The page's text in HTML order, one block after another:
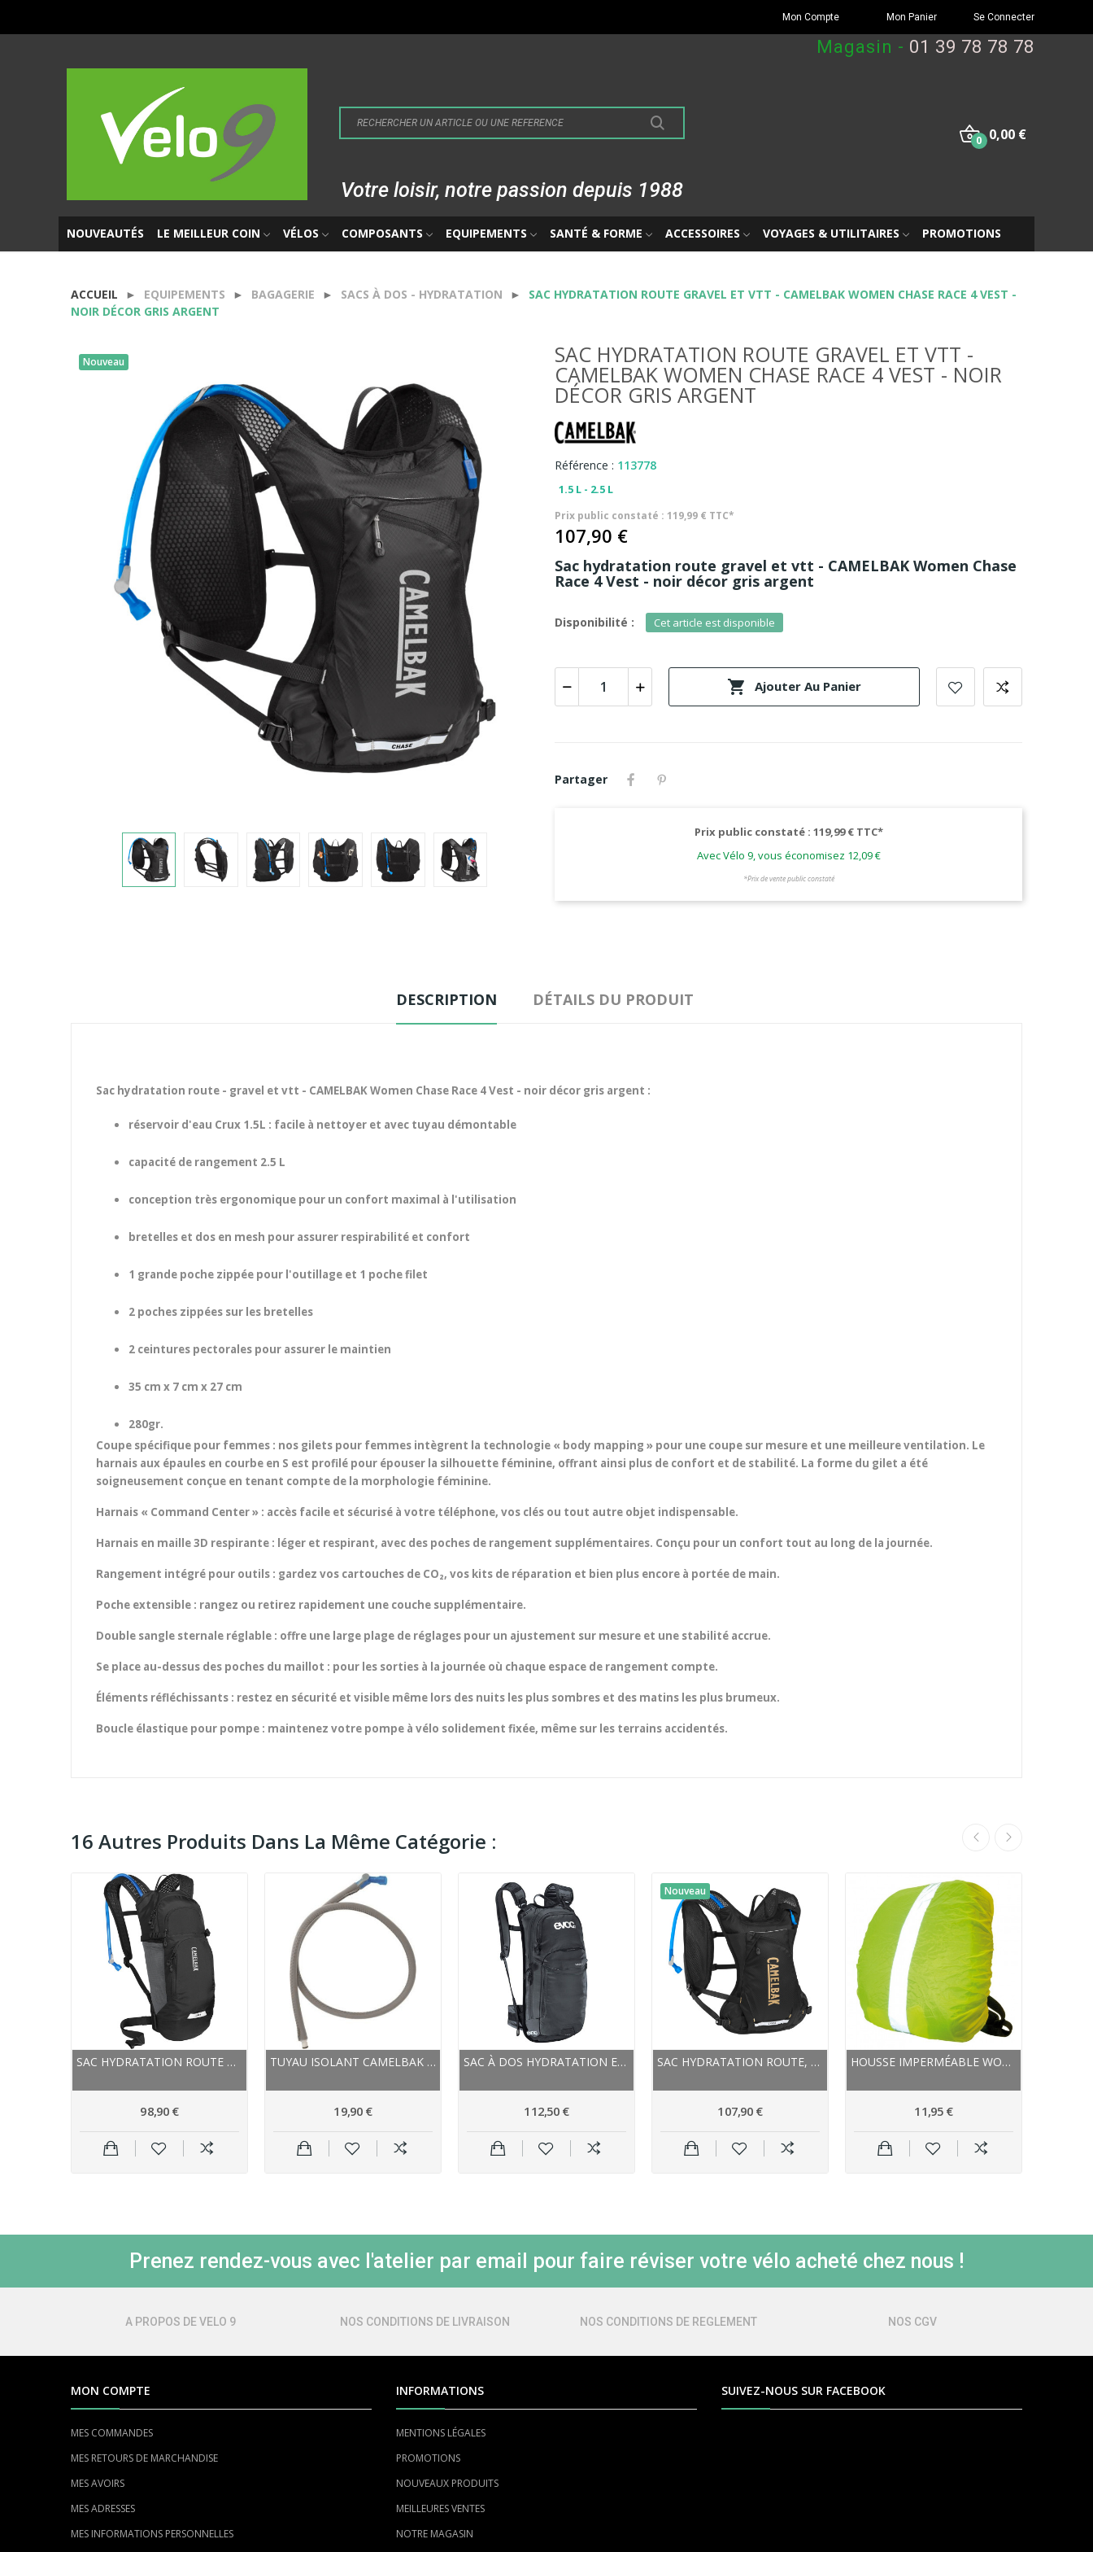
Mon Compte Mon Panier Se Connecter
Magasin - 01 39 78 78 78
Votre loisir, notre passion depuis 1988
0,00 €
0
NOUVEAUTÉS LE MEILLEUR COIN VÉLOS COMPOSANTS EQUIPEMENTS SANTÉ & FORME ACCESSOIRES VOYAGES & UTILITAIRES PROMOTIONS
ACCUEIL EQUIPEMENTS BAGAGERIE SACS À DOS - HYDRATATION
SAC HYDRATATION ROUTE GRAVEL ET VTT - CAMELBAK WOMEN CHASE RACE 4 VEST -
NOIR DÉCOR GRIS ARGENT
Nouveau SAC HYDRATATION ROUTE GRAVEL ET VTT -
CAMELBAK WOMEN CHASE RACE 4 VEST - NOIR
DÉCOR GRIS ARGENT
Référence : 113778
1.5 L - 2.5 L
Prix public constaté : 119,99 € TTC*
107,90 €
Sac hydratation route gravel et vtt - CAMELBAK Women Chase
Race 4 Vest - noir décor gris argent
Disponibilité : Cet article est disponible
 Ajouter Au Panier
Partager
Prix public constaté : 119,99 € TTC*
Avec Vélo 9, vous économisez 12,09 €
*Prix de vente public constaté
DESCRIPTION DÉTAILS DU PRODUIT
Sac hydratation route - gravel et vtt - CAMELBAK Women Chase Race 4 Vest - noir décor gris argent :
réservoir d'eau Crux 1.5L : facile à nettoyer et avec tuyau démontable
capacité de rangement 2.5 L
conception très ergonomique pour un confort maximal à l'utilisation
bretelles et dos en mesh pour assurer respirabilité et confort
1 grande poche zippée pour l'outillage et 1 poche filet
2 poches zippées sur les bretelles
2 ceintures pectorales pour assurer le maintien
35 cm x 7 cm x 27 cm
280gr.
Coupe spécifique pour femmes : nos gilets pour femmes intègrent la technologie « body mapping » pour une coupe sur mesure et une meilleure ventilation. Le
harnais aux épaules en courbe en S est profilé pour épouser la silhouette féminine, offrant ainsi plus de confort et de stabilité. La forme du gilet a été
soigneusement conçue en tenant compte de la morphologie féminine.
Harnais « Command Center » : accès facile et sécurisé à votre téléphone, vos clés ou tout autre objet indispensable.
Harnais en maille 3D respirante : léger et respirant, avec des poches de rangement supplémentaires. Conçu pour un confort tout au long de la journée.
Rangement intégré pour outils : gardez vos cartouches de CO₂, vos kits de réparation et bien plus encore à portée de main.
Poche extensible : rangez ou retirez rapidement une couche supplémentaire.
Double sangle sternale réglable : offre une large plage de réglages pour un ajustement sur mesure et une stabilité accrue.
Se place au-dessus des poches du maillot : pour les sorties à la journée où chaque espace de rangement compte.
Éléments réfléchissants : restez en sécurité et visible même lors des nuits les plus sombres et des matins les plus brumeux.
Boucle élastique pour pompe : maintenez votre pompe à vélo solidement fixée, même sur les terrains accidentés.
16 Autres Produits Dans La Même Catégorie :
SAC HYDRATATION ROUTE OU VTT - CAMELBAK LOBO -...
98,90 €
TUYAU ISOLANT CAMELBAK INSULATED TUBE CRUX GRIS
19,90 €
SAC À DOS HYDRATATION EVOC ALL MOUNTAIN STAGE...
112,50 €
SAC HYDRATATION ROUTE, GRAVEL ET VTT - CAMELBAK...
107,90 €
Nouveau
HOUSSE IMPERMÉABLE WOWOW RAIN BAG COVER 45 JAUNE
11,95 €
Prenez rendez-vous avec l'atelier par email pour faire réviser votre vélo acheté chez nous !
A PROPOS DE VELO 9 NOS CONDITIONS DE LIVRAISON NOS CONDITIONS DE REGLEMENT NOS CGV
MON COMPTE
MES COMMANDES
MES RETOURS DE MARCHANDISE
MES AVOIRS
MES ADRESSES
MES INFORMATIONS PERSONNELLES
INFORMATIONS
MENTIONS LÉGALES
PROMOTIONS
NOUVEAUX PRODUITS
MEILLEURES VENTES
NOTRE MAGASIN
SUIVEZ-NOUS SUR FACEBOOK